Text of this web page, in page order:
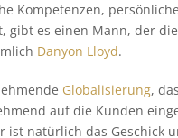
Kompetenzen,
gibt es einen Mann, der
Danyon Lloyd.
Globalisierung,
auf die Kunden
ist natürlich das Geschick